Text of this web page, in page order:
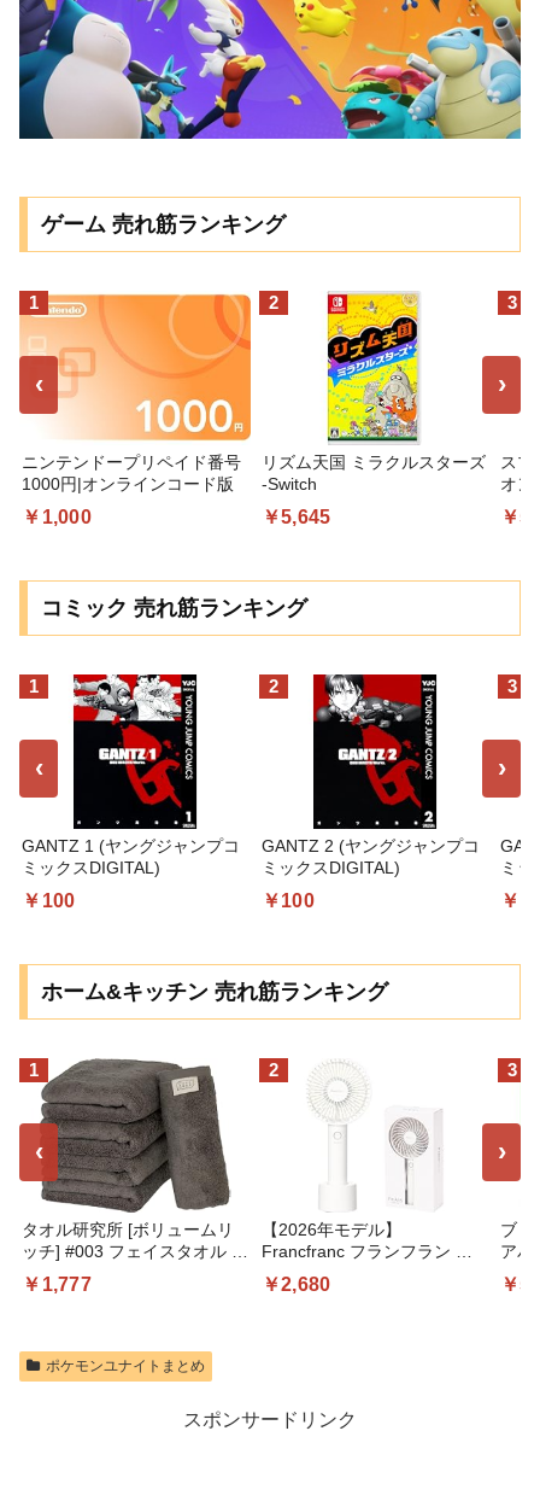
ゲーム 売れ筋ランキング
‹
1
ニンテンドープリペイド番号
1000円|オンラインコード版
￥1,000
2
リズム天国 ミラクルスターズ
-Switch
￥5,645
3
スプ
オン
￥
›
コミック 売れ筋ランキング
‹
1
GANTZ 1 (ヤングジャンプコ
ミックスDIGITAL)
￥100
2
GANTZ 2 (ヤングジャンプコ
ミックスDIGITAL)
￥100
3
ミッ
￥
›
ホーム&キッチン 売れ筋ランキング
‹
1
タオル研究所 [ボリュームリ
ッチ] #003 フェイスタオル チ
ャコールグレー 5枚セット ホ
テル仕様 厚手 ふかふか ボリ
JapanTechnology
￥1,777
2
【2026年モデル】
Francfranc フランフラン フ
レ ハンディファン ホワイト
携帯扇風機 風量5段階調整 充
￥2,680
3
ブリ
アパ
ッ
個
￥
›
ポケモンユナイトまとめ
スポンサードリンク